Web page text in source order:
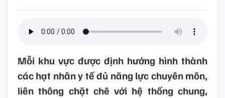
Mỗi khu vực được định hướng hình thành
các hạt nhân y tế đủ năng lực chuyên môn,
liên thông chặt chẽ với hệ thống chung,